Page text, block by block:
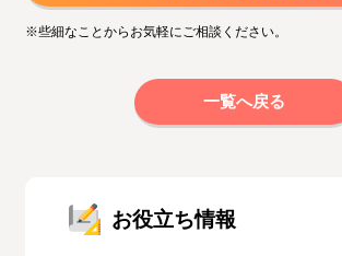
※些細なことからお気軽にご相談ください。
一覧へ戻る
お役立ち情報